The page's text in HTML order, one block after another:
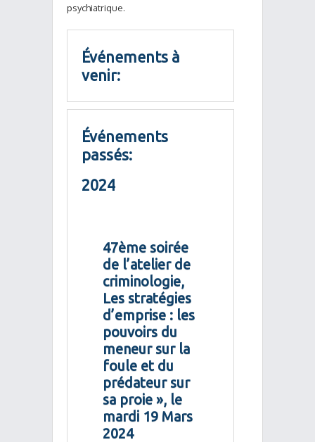
psychiatrique.
Événements à
venir:
Événements
passés:
2024
47ème soirée
de l’atelier de
criminologie,
Les stratégies
d’emprise : les
pouvoirs du
meneur sur la
foule et du
prédateur sur
sa proie », le
mardi 19 Mars
2024